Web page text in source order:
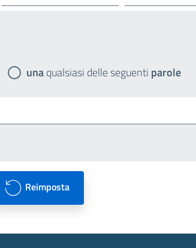
unaqualsiasi delle seguenti parole
Reimposta